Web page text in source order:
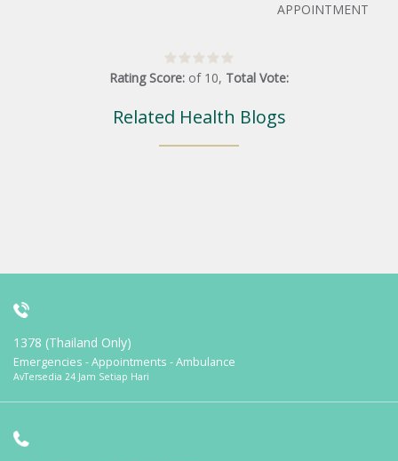
APPOINTMENT
Rating Score: of 10, Total Vote:
Related Health Blogs
1378 (Thailand Only)
Emergencies - Appointments - Ambulance
AvTersedia 24 Jam Setiap Hari